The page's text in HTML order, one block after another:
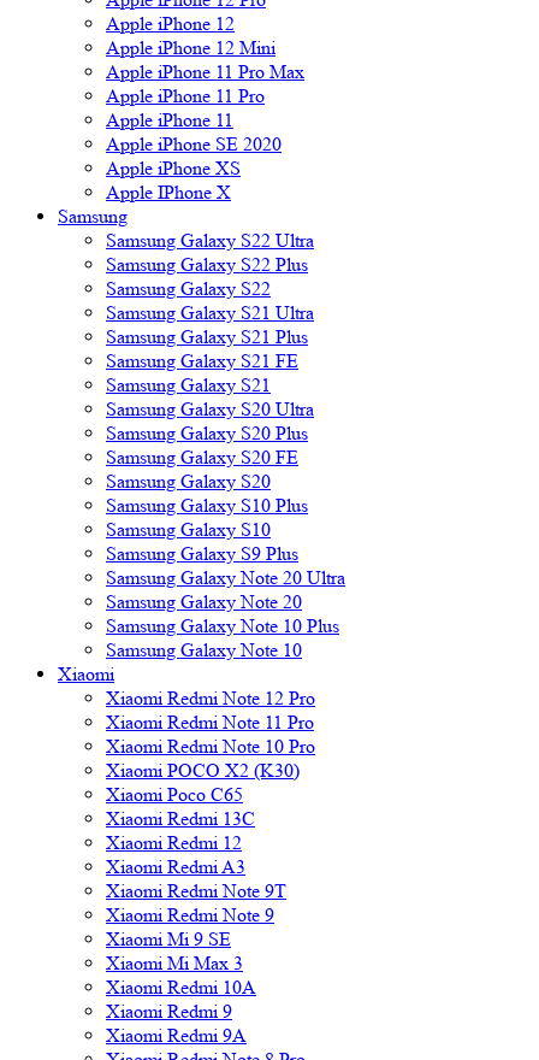
Apple iPhone 12
Apple iPhone 12 Mini
Apple iPhone 11 Pro Max
Apple iPhone 11 Pro
Apple iPhone 11
Apple iPhone SE 2020
Apple iPhone XS
Apple IPhone X
Samsung
Samsung Galaxy S22 Ultra
Samsung Galaxy S22 Plus
Samsung Galaxy S22
Samsung Galaxy S21 Ultra
Samsung Galaxy S21 Plus
Samsung Galaxy S21 FE
Samsung Galaxy S21
Samsung Galaxy S20 Ultra
Samsung Galaxy S20 Plus
Samsung Galaxy S20 FE
Samsung Galaxy S20
Samsung Galaxy S10 Plus
Samsung Galaxy S10
Samsung Galaxy S9 Plus
Samsung Galaxy Note 20 Ultra
Samsung Galaxy Note 20
Samsung Galaxy Note 10 Plus
Samsung Galaxy Note 10
Xiaomi
Xiaomi Redmi Note 12 Pro
Xiaomi Redmi Note 11 Pro
Xiaomi Redmi Note 10 Pro
Xiaomi POCO X2 (K30)
Xiaomi Poco C65
Xiaomi Redmi 13C
Xiaomi Redmi 12
Xiaomi Redmi A3
Xiaomi Redmi Note 9T
Xiaomi Redmi Note 9
Xiaomi Mi 9 SE
Xiaomi Mi Max 3
Xiaomi Redmi 10A
Xiaomi Redmi 9
Xiaomi Redmi 9A